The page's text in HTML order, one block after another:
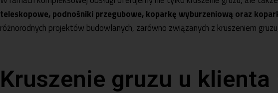
teleskopowe,podnośniki przegubowe,koparkę wyburzeniową oraz
różnorodnych projektów budowlanych, zarówno związanych z kruszeniem
Kruszenie gruzu u